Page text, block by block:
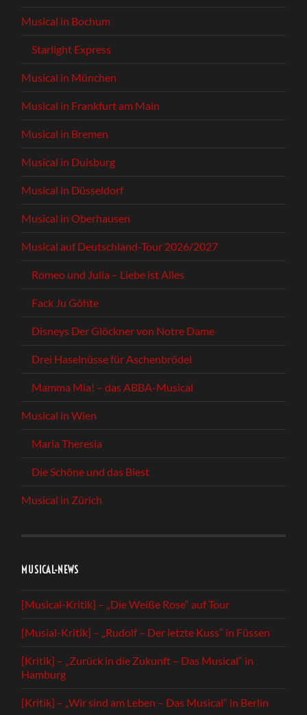
Musical in Bochum
Starlight Express
Musical in München
Musical in Frankfurt am Main
Musical in Bremen
Musical in Duisburg
Musical in Düsseldorf
Musical in Oberhausen
Musical auf Deutschland-Tour 2026/2027
Romeo und Julia – Liebe ist Alles
Fack Ju Göhte
Disneys Der Glöckner von Notre Dame
Drei Haselnüsse für Aschenbrödel
Mamma Mia! – das ABBA-Musical
Musical in Wien
Maria Theresia
Die Schöne und das Biest
Musical in Zürich
MUSICAL-NEWS
[Musical-Kritik] – „Die Weiße Rose“ auf Tour
[Musial-Kritik] – „Rudolf – Der letzte Kuss“ in Füssen
[Kritik] – „Zurück in die Zukunft – Das Musical“ in
Hamburg
[Kritik] – „Wir sind am Leben – Das Musical“ in Berlin